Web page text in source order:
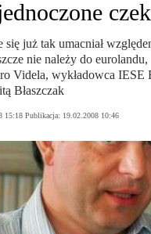
się już tak umacniał
nie należy do
Videla, wykładowca IESE
Błaszczak
15:18 Publikacja: 19.02.2008 10:46